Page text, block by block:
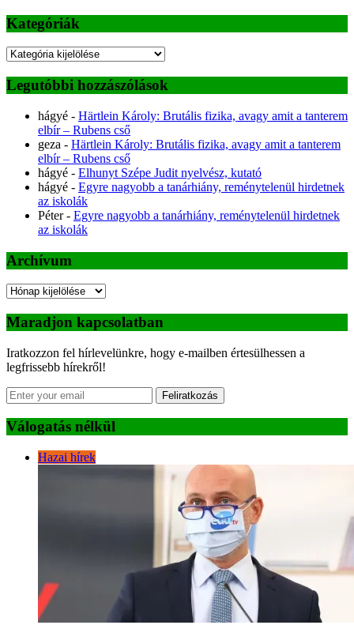
Kategóriák
Kategóriák
Legutóbbi hozzászólások
hágyé - Härtlein Károly: Brutális fizika, avagy amit a tanterem
elbír – Rubens cső
geza - Härtlein Károly: Brutális fizika, avagy amit a tanterem
elbír – Rubens cső
hágyé - Elhunyt Szépe Judit nyelvész, kutató
hágyé - Egyre nagyobb a tanárhiány, reménytelenül hirdetnek
az iskolák
Péter- Egyre nagyobb a tanárhiány, reménytelenül hirdetnek
az iskolák
Archívum
Archívum
Maradjon kapcsolatban
Iratkozzon fel hírlevelünkre, hogy e-mailben értesülhessen a
legfrissebb hírekről!
Feliratkozás
Válogatás nélkül
Hazai hírek